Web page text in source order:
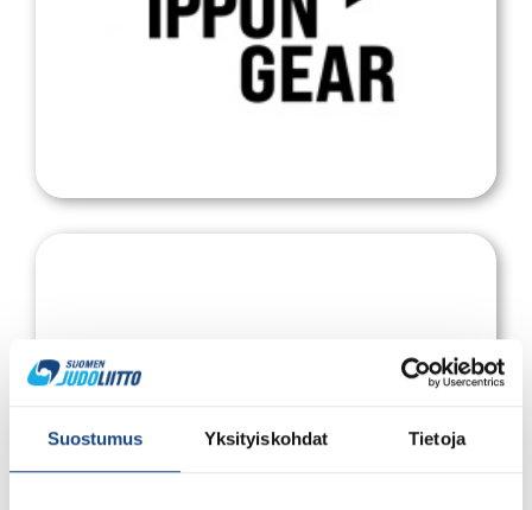
Suostumus Yksityiskohdat Tietoja
national teams
Ippon Gear
Suomen urheilun eettinen keskus SUEK ry